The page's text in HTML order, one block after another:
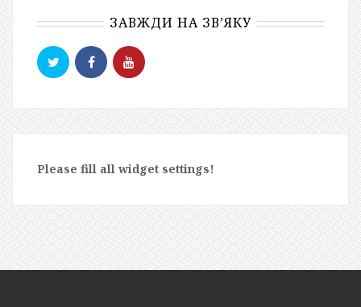
Please fill all widget settings!